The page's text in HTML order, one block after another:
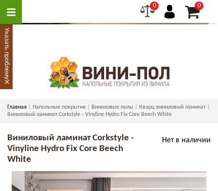
0 0
Главная Напольные покрытия Виниловые полы
Кварц виниловый ламинат
Виниловый ламинат Corkstyle - Vinyline Hydro Fix Core Beech White
Нет в наличии
Виниловый ламинат Corkstyle -
Vinyline Hydro Fix Core Beech
White
Указать проблему
×